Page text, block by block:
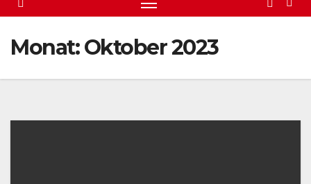
Monat:Oktober 2023